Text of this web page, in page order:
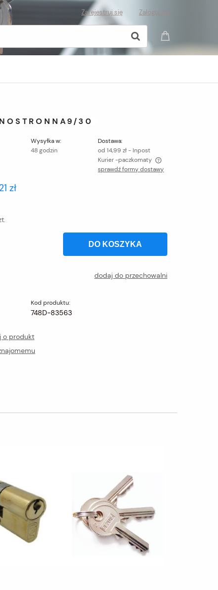
Zarejestruj się Zaloguj się
30
Wysyłka w:
48 godzin
Dostawa:
od 14,99 zł - Inpost
Kurier -paczkomaty
sprawdź formy dostawy
zł
DO KOSZYKA
dodaj do przechowalni
Kod produktu:
748D-83563
o produkt